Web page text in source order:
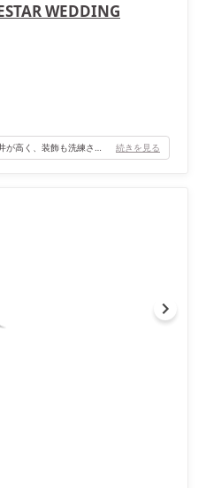
WEDDING
モダンで落ち着いた印象があり、天井が高く、装飾も洗練された雰囲気でした。 席と席の間が広く通りやすかったです。また、高砂後ろにスクリーンがあり大画面でムービーを映せるのも良かったです。 続きを見る